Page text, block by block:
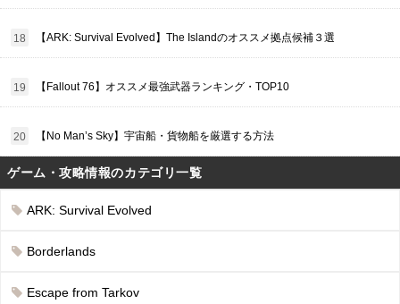
【ARK: Survival Evolved】The Islandのオススメ拠点候補３選
【Fallout 76】オススメ最強武器ランキング・TOP10
【No Man’s Sky】宇宙船・貨物船を厳選する方法
ゲーム・攻略情報のカテゴリ一覧
ARK: Survival Evolved
Borderlands
Escape from Tarkov